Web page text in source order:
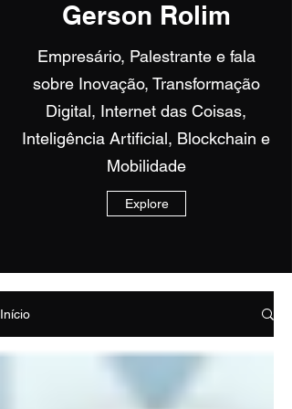
Gerson Rolim
Empresário, Palestrante e fala
sobre Inovação, Transformação
Digital, Internet das Coisas,
Inteligência Artificial, Blockchain e
Mobilidade
Explore
Início